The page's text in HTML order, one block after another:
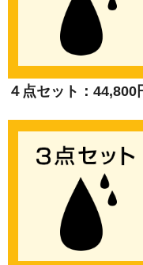
４点セット：44,800